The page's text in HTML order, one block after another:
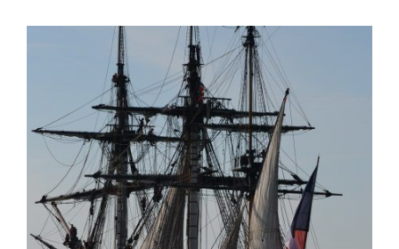
Cameroun appareiller des enfants sourds et
malentendants. En 2014 c’était son associé Jean
Baptiste Revel qui continuait l’action de l’association
AudioSolidarité au Maroc et en mars de […]